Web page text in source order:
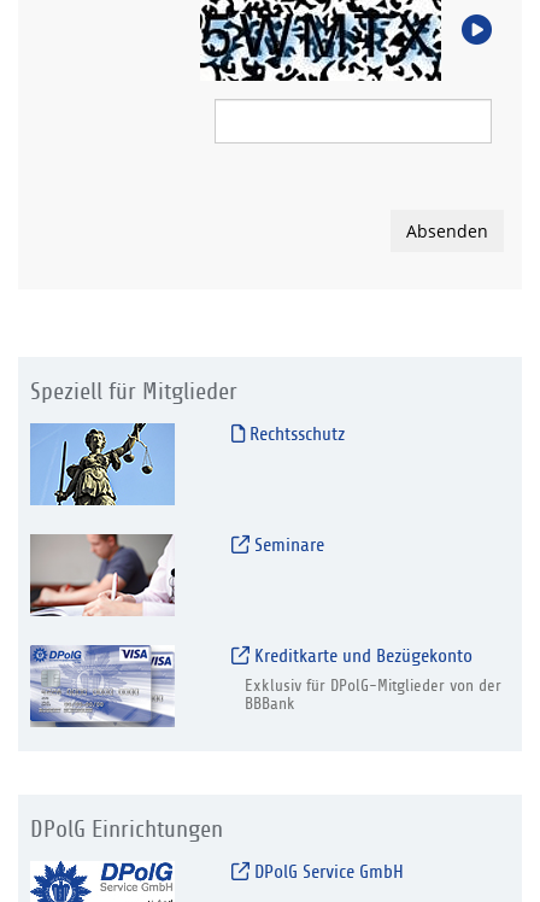
Absenden
Speziell für Mitglieder
Rechtsschutz
Seminare
Kreditkarte und Bezügekonto
Exklusiv für DPolG-Mitglieder von der
BBBank
DPolG Einrichtungen
DPolG Service GmbH